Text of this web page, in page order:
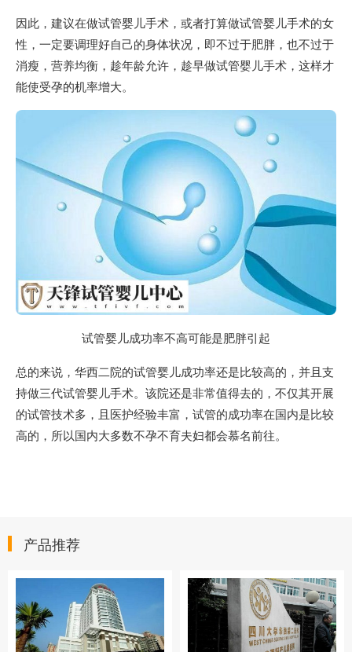
因此，建议在做试管婴儿手术，或者打算做试管婴儿手术的女
性，一定要调理好自己的身体状况，即不过于肥胖，也不过于
消瘦，营养均衡，趁年龄允许，趁早做试管婴儿手术，这样才
能使受孕的机率增大。
试管婴儿成功率不高可能是肥胖引起
总的来说，华西二院的试管婴儿成功率还是比较高的，并且支
持做三代试管婴儿手术。该院还是非常值得去的，不仅其开展
的试管技术多，且医护经验丰富，试管的成功率在国内是比较
高的，所以国内大多数不孕不育夫妇都会慕名前往。
产品推荐